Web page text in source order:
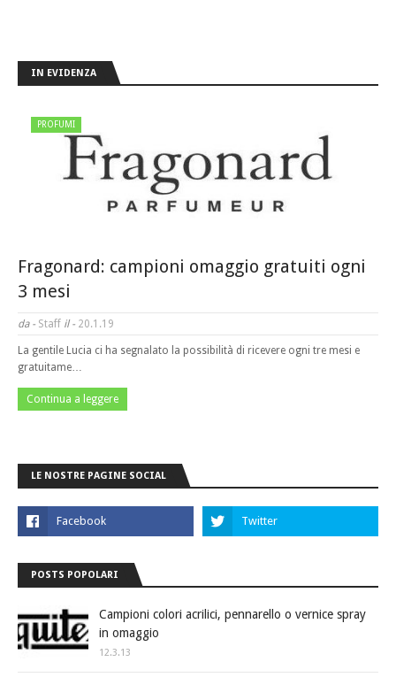
IN EVIDENZA
PROFUMI
Fragonard: campioni omaggio gratuiti ogni
3 mesi
da - Staff il - 20.1.19
La gentile Lucia ci ha segnalato la possibilità di ricevere ogni tre mesi e
gratuitame…
Continua a leggere
LE NOSTRE PAGINE SOCIAL
POSTS POPOLARI
Campioni colori acrilici, pennarello o vernice spray
in omaggio
12.3.13